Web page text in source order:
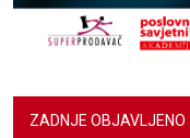
ZADNJE OBJAVLJENO